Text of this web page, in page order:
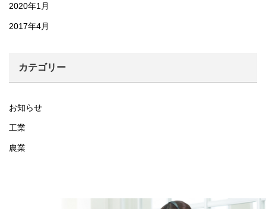
2020年1月
2017年4月
カテゴリー
お知らせ
工業
農業